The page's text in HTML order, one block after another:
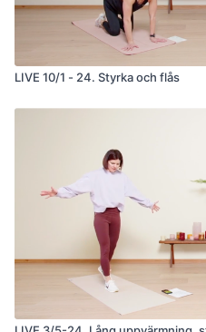
LIVE 10/1 - 24. Styrka och flås